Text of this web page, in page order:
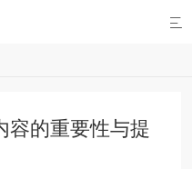

容的重要性与提